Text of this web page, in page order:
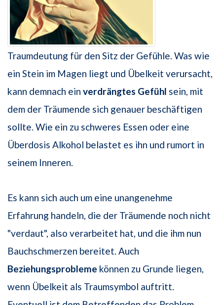
Traumdeutung für den Sitz der Gefühle. Was wie
ein Stein im Magen liegt und Übelkeit verursacht,
kann demnach ein verdrängtes Gefühl sein, mit
dem der Träumende sich genauer beschäftigen
sollte. Wie ein zu schweres Essen oder eine
Überdosis Alkohol belastet es ihn und rumort in
seinem Inneren.
Es kann sich auch um eine unangenehme
Erfahrung handeln, die der Träumende noch nicht
"verdaut", also verarbeitet hat, und die ihm nun
Bauchschmerzen bereitet. Auch
Beziehungsprobleme können zu Grunde liegen,
wenn Übelkeit als Traumsymbol auftritt.